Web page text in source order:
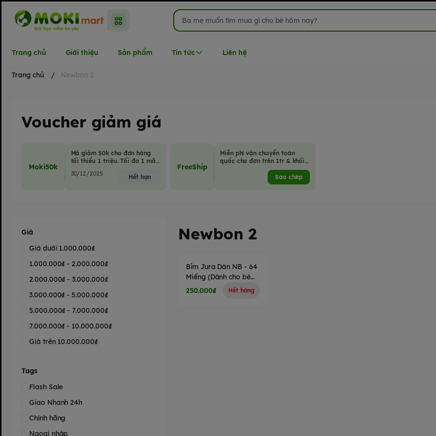
Trang chủ Giới thiệu Sản phẩm Tin tức Liên hệ
Trang chủ / Newbon 2
Voucher giảm giá
Moki50k
Mã giảm 50k cho đơn hàng
tối thiểu 1 triệu. Tối đa 1 mã
30/12/2025 Hết hạn
FreeShip
Miễn phí vận chuyển toàn
quốc cho đơn trên 1tr & khối
lượng hàng hoá không quá
Sao chép
Giá
Giá dưới 1.000.000₫
1.000.000₫ - 2.000.000₫
2.000.000₫ - 3.000.000₫
3.000.000₫ - 5.000.000₫
5.000.000₫ - 7.000.000₫
7.000.000₫ - 10.000.000₫
Giá trên 10.000.000₫
Tags
Flash Sale
Giao Nhanh 24h
Chính hãng
Ngoại nhập
Newbon 2
Bỉm Jura Dán NB - 64
Miếng (Dành cho bé
sơ sinh)
250.000₫ Hết hàng